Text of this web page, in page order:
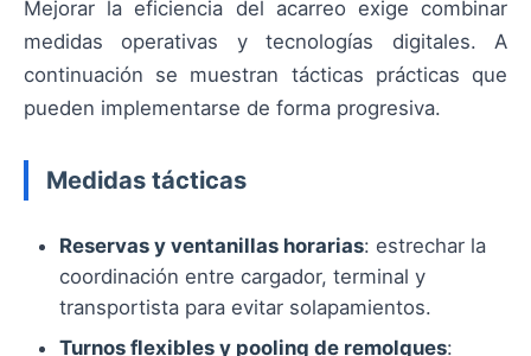
Mejorar la eficiencia del acarreo exige combinar
medidas operativas y tecnologías digitales. A
continuación se muestran tácticas prácticas que
pueden implementarse de forma progresiva.
Medidas tácticas
Reservas y ventanillas horarias: estrechar la
coordinación entre cargador, terminal y
transportista para evitar solapamientos.
Turnos flexibles y pooling de remolques: